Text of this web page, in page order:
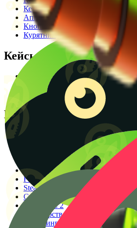
Кейс батл
Апгрейд
Кнопка
Курятник
Кейсы
Кейсы КС2
Кейсы Раст
Создать КС батл
Полезное
Калькулятор крафтов
Генератор прицелов
Конфиги PRO игроков
Faceit Finder
Steam ID Finder
Стоимость инвентаря Steam
Гайды КС 2
Партнерство
Клиппинг